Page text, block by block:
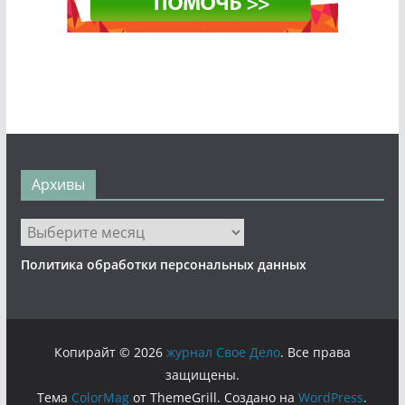
Архивы
Архивы
Политика обработки персональных данных
Копирайт © 2026 журнал Свое Дело. Все права
защищены.
Тема ColorMag от ThemeGrill. Создано наWordPress.